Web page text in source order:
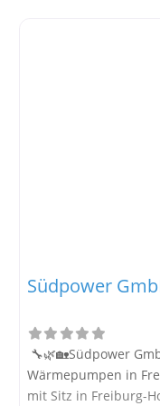
Südpower
🔧🌿🏡Südpower
Wärmepumpen in
mit Sitz in Freiburg-